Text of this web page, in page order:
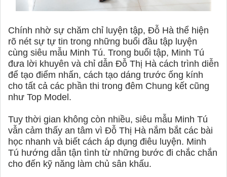
Chính nhờ sự chăm chỉ luyện tập, Đỗ Hà thể hiện
rõ nét sự tự tin trong những buổi đầu tập luyện
cùng siêu mẫu Minh Tú. Trong buổi tập, Minh Tú
đưa lời khuyên và chỉ dẫn Đỗ Thị Hà cách trình diễn
để tạo điểm nhấn, cách tạo dáng trước ống kính
cho tất cả các phần thi trong đêm Chung kết cũng
như Top Model.
Tuy thời gian không còn nhiều, siêu mẫu Minh Tú
vẫn cảm thấy an tâm vì Đỗ Thị Hà nắm bắt các bài
học nhanh và biết cách áp dụng điêu luyện. Minh
Tú hướng dẫn tận tình từ những bước đi chắc chắn
cho đến kỹ năng làm chủ sân khấu.